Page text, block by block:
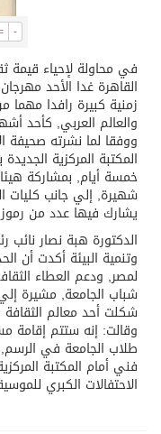
ثلة من
كسوة الكعبة
-
في محاولة لإحياء قيمة
القاهرة غدا الأحد
زمنية كبيرة رافدا
والعالم العربي‏,‏ كأحد
ووفقا لما نشرته صحيفة
المكتبة المركزية
خمسة أيام‏,‏ بمشاركة
شهيرة‏,‏ إلي جانب كليات
يشارك فيها عدد من رموز
الدكتورة هبة نصار
وتنمية البيئة أكدت أن
لمصر‏,‏ ودعم العطاء
شباب الجامعة‏,‏ مشيرة
شكلت أحد معالم
وقالت‏:‏ إنه ستتم إقامة
طلاب الجامعة في
فني أمام المكتبة
الاحتفالات الكبري